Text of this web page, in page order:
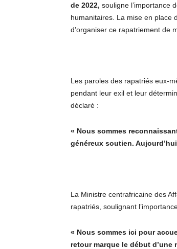
de 2022, souligne l’importance
humanitaires. La mise en place
d’organiser ce rapatriement de
Les paroles des rapatriés eux-
pendant leur exil et leur
déclaré :
« Nous sommes
généreux soutien.
La Ministre centrafricaine des
rapatriés, soulignant
« Nous sommes ici pour
retour marque le début